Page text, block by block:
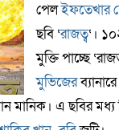
পেলইফতেখার
ছবি ‘রাজত্ব‘।
মুক্তি পাচ্ছে
মুভিজের
মানিক। এ ছবির